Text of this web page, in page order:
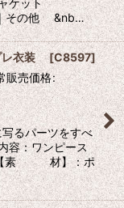
ケット
の他 &nb…
レ衣装[C8597]
販売価格:
るパーツをすべ
容：ワンピース
【素 材】：ポ